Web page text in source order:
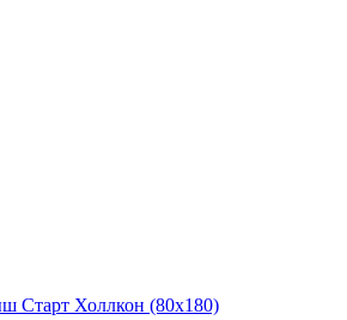
Старт Холлкон (80x180)